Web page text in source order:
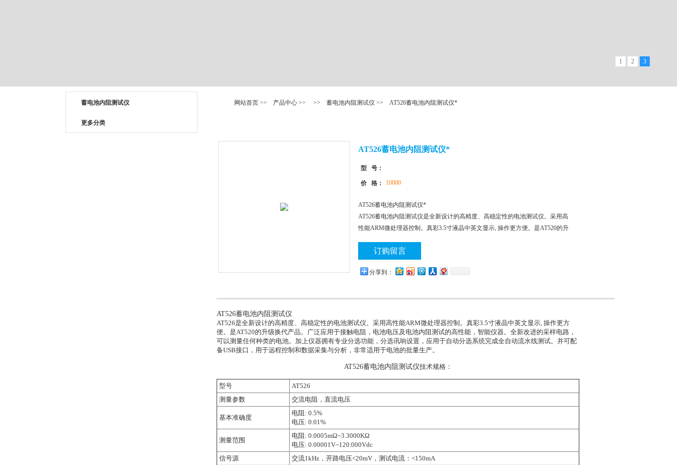
1 2 3
蓄电池内阻测试仪
更多分类
网站首页 >> 产品中心 >> >> 蓄电池内阻测试仪 >> AT526蓄电池内阻测试仪*
AT526蓄电池内阻测试仪*
型 号：
价 格： 10000
AT526蓄电池内阻测试仪*
AT526蓄电池内阻测试仪是全新设计的高精度、高稳定性的电池测试仪。采用高
性能ARM微处理器控制。真彩3.5寸液晶中英文显示, 操作更方便。是AT520的升
订购留言
分享到：
AT526蓄电池内阻测试仪
AT526是全新设计的高精度、高稳定性的电池测试仪。采用高性能ARM微处理器控制。真彩3.5寸液晶中英文显示, 操作更方
便。是AT520的升级换代产品。广泛应用于接触电阻，电池电压及电池内阻测试的高性能，智能仪器。全新改进的采样电路，
可以测量任何种类的电池。加上仪器拥有专业分选功能，分选讯响设置，应用于自动分选系统完成全自动流水线测试。并可配
备USB接口，用于远程控制和数据采集与分析，非常适用于电池的批量生产。
AT526蓄电池内阻测试仪技术规格：
型号
AT526
测量参数
交流电阻，直流电压
基本准确度
电阻: 0.5%
电压: 0.01%
测量范围
电阻: 0.0005mΩ~3.3000KΩ
电压: 0.00001V~120.000Vdc
信号源
交流1kHz，开路电压<20mV，测试电流：<150mA